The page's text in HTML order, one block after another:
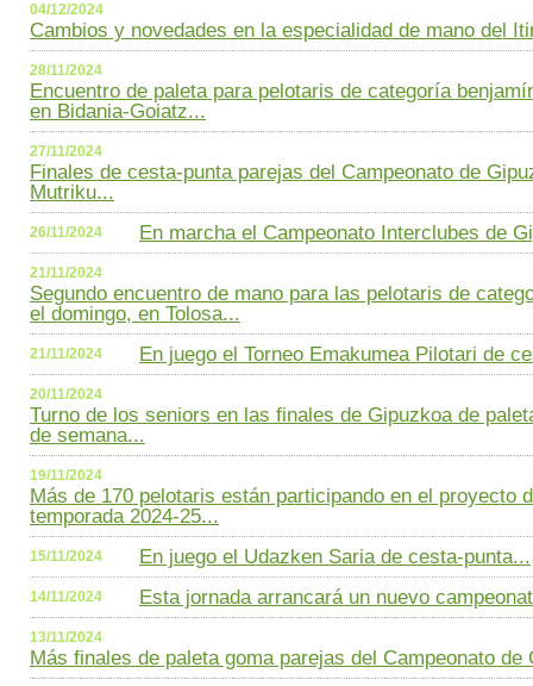
04/12/2024
Cambios y novedades en la especialidad de mano del
28/11/2024
Encuentro de paleta para pelotaris de categoría
en Bidania-Goiatz...
27/11/2024
Finales de cesta-punta parejas del Campeonato de
Mutriku...
26/11/2024 En marcha el Campeonato Interclubes de
21/11/2024
Segundo encuentro de mano para las pelotaris de
el domingo, en Tolosa...
21/11/2024 En juego el Torneo Emakumea Pilotari de
20/11/2024
Turno de los seniors en las finales de Gipuzkoa de
de semana...
19/11/2024
Más de 170 pelotaris están participando en el proyecto
temporada 2024-25...
15/11/2024 En juego el Udazken Saria de cesta-punta...
14/11/2024 Esta jornada arrancará un nuevo
13/11/2024
Más finales de paleta goma parejas del Campeonato